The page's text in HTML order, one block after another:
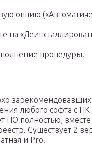
опцию
на
процедуры.
зарекомендовавших
любого софта с ПК
ПО полностью, вместе
Существует 2
и Pro.